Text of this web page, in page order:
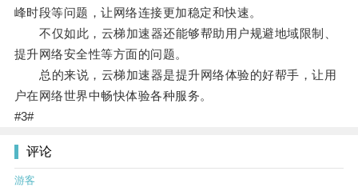
峰时段等问题，让网络连接更加稳定和快速。
不仅如此，云梯加速器还能够帮助用户规避地域限制、
提升网络安全性等方面的问题。
总的来说，云梯加速器是提升网络体验的好帮手，让用
户在网络世界中畅快体验各种服务。
#3#
评论
游客